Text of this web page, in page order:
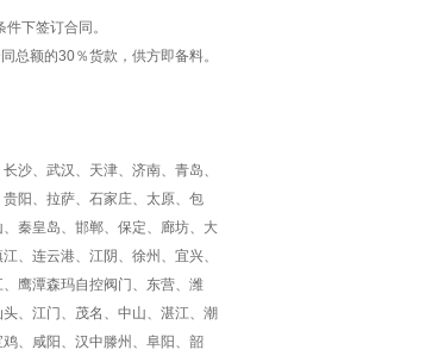
下签订合同。
总额的30％货款，供方即备料。
沙、武汉、天津、济南、青岛、
阳、拉萨、石家庄、太原、包
秦皇岛、邯郸、保定、廊坊、大
、连云港、江阴、徐州、宜兴、
鹰潭森玛自控阀门、东营、潍
、江门、茂名、中山、湛江、潮
、咸阳、汉中滕州、阜阳、韶